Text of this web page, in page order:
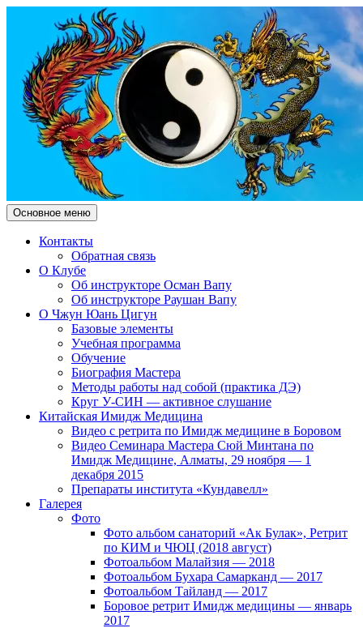
Чжун Юань Цигун Клуб
"Здесь и Сейчас"
Поиск
Основное меню Перейти
к
Контакты
Обратная связь
О Клубе
Об инструкторе Осман Вапу
Об инструкторе Раушан Вапу
О Чжун Юань Цигун
Базовые элементы
Учебная программа
Обучение
Биография Мастера
Методы работы над собой (практика ДЭ)
Круг У-СИН — активное слушание
Китайская Имидж Медицина
Видео с ретрита по Имидж медицине в Боровом
Видео Семинара Мастера Сюй Минтана по
Имидж Медицине, Алматы, 29 ноября — 1
декабря 2015
Препараты института «Кундавелл»
Галерея
Фото
Фото альбом санаторий «Ак Булак», Ретрит
по КИМ и ЧЮЦ (2018 август)
Фотоальбом Малайзия — 2018
Фотоальбом Бухара Самарканд — 2017
Фотоальбом Тайланд — 2017
Боровое ретрит Имидж медицины — январь
2017